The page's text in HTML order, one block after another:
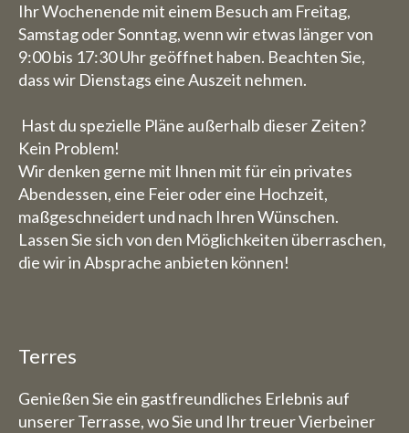
Ihr Wochenende mit einem Besuch am Freitag,
Samstag oder Sonntag, wenn wir etwas länger von
9:00 bis 17:30 Uhr geöffnet haben. Beachten Sie,
dass wir Dienstags eine Auszeit nehmen.
Hast du spezielle Pläne außerhalb dieser Zeiten?
Kein Problem!
Wir denken gerne mit Ihnen mit für ein privates
Abendessen, eine Feier oder eine Hochzeit,
maßgeschneidert und nach Ihren Wünschen.
Lassen Sie sich von den Möglichkeiten überraschen,
die wir in Absprache anbieten können!
Terres
Genießen Sie ein gastfreundliches Erlebnis auf
unserer Terrasse, wo Sie und Ihr treuer Vierbeiner